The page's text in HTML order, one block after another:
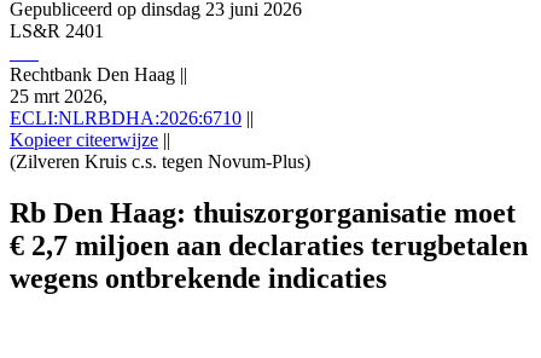
Gepubliceerd op dinsdag 23 juni 2026
LS&R 2401
Rechtbank Den Haag ||
25 mrt 2026,
ECLI:NLRBDHA:2026:6710 ||
Kopieer citeerwijze ||
(Zilveren Kruis c.s. tegen Novum-Plus)
ECLI:NLRBDHA:2026:6710 ((Zilveren Kruis c.s. tegen Novum-
Plus)), https://redactie-delex.cshark.nl/artikelen/rb-den-haag-
thuiszorgorganisatie-moet-2-7-miljoen-aan-declaraties-terugbetalen-
wegens-ontbrekende-indicaties
Rb Den Haag: thuiszorgorganisatie moet
€ 2,7 miljoen aan declaraties terugbetalen
wegens ontbrekende indicaties